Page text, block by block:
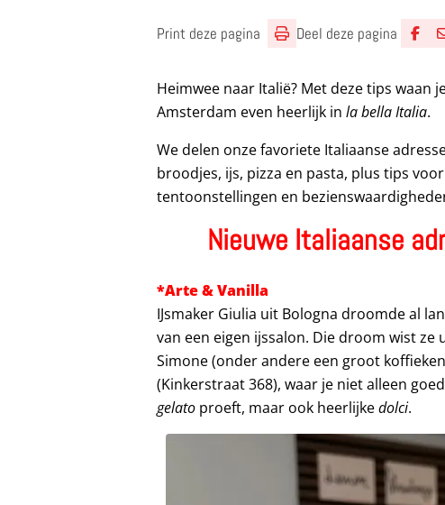
Print deze pagina
Deel deze pagina
Heimwee naar Italië? Met deze tips waan
Amsterdam even heerlijk inla bella Italia.
We delen onze favoriete Italiaanse
broodjes, ijs, pizza en pasta, plus tips
tentoonstellingen en
Nieuwe Italiaanse
*Arte & Vanilla
IJsmaker Giulia uit Bologna droomde al
van een eigen ijssalon. Die droom wist
Simone (onder andere een groot
(Kinkerstraat 368), waar je niet alleen
gelato proeft, maar ook heerlijkedolci.